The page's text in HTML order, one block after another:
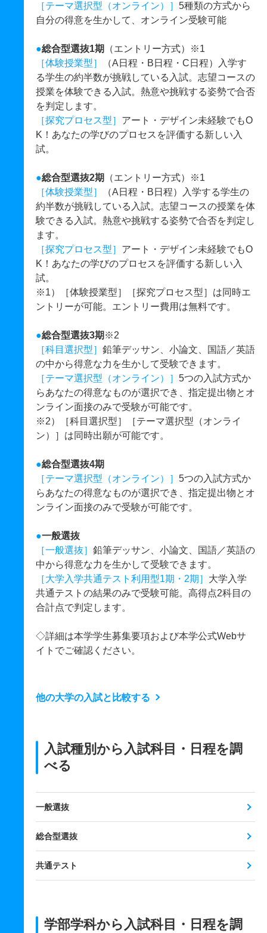
［テーマ選択型（オンライン）］ 5種類の方式から
自分の得意を生かして、オンライン受験可能
●総合型選抜1期
（エントリー方式）※1
［体験授業型］
（A日程・B日程・C日程）入学す
る学生の約半数が挑戦している入試。志望コースの
授業を体験できる入試。熱意や挑戦する姿勢で合否
を判定します。
［探究プロセス型］ アート・デザイン未経験でもO
K！あなたの学びのプロセスを評価する新しい入
試。
●総合型選抜2期
（エントリー方式）※1
［体験授業型］
（A日程・B日程）入学する学生の
約半数が挑戦している入試。志望コースの授業を体
験できる入試。熱意や挑戦する姿勢で合否を判定し
ます。
［探究プロセス型］ アート・デザイン未経験でもO
K！あなたの学びのプロセスを評価する新しい入
試。
※1）［体験授業型］［探究プロセス型］は同時エ
ントリーが可能。エントリー費用は無料です。
●総合型選抜3期 ※2
［科目選択型］ 鉛筆デッサン、小論文、国語／英語
の中から得意な力を生かして受験できます。
［テーマ選択型（オンライン）］ 5つの入試方式か
らあなたの得意なものが選択でき、指定提出物とオ
ンライン面接のみで受験が可能です。
※2）［科目選択型］［テーマ選択型（オンライ
ン）］は同時出願が可能です。
●総合型選抜4期
［テーマ選択型（オンライン）］ 5つの入試方式か
らあなたの得意なものが選択でき、指定提出物とオ
ンライン面接のみで受験が可能です。
●一般選抜
［一般選抜］ 鉛筆デッサン、小論文、国語／英語の
中から得意な力を生かして受験できます。
［大学入学共通テスト利用型1期・2期］ 大学入学
共通テストの結果のみで受験可能。高得点2科目の
合計点で判定します。
◇詳細は本学学生募集要項および本学公式Webサ
イトでご確認ください。
他の大学の入試と比較する
入試種別から入試科目・日程を調
べる
一般選抜
総合型選抜
共通テスト
学部学科から入試科目・日程を調